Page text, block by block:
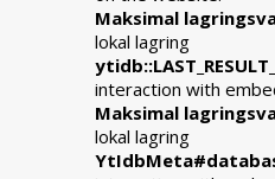
Maksimal
lokal lagring
interaction with
Maksimal
lokal lagring